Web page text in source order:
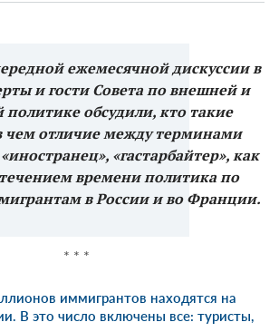
ежемесячной дискуссии в
и гости Совета по внешней и
обсудили, кто такие
чем отличие между терминами
«гастарбайтер», как
времени политика по
в России и во Франции.
* * *
иммигрантов находятся на
В это число включены все: туристы,